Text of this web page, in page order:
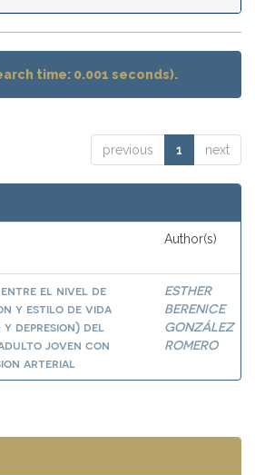
time: 0.001 seconds).
previous 1 next
Author(s)
el nivel de
y estilo de vida
y depresion) del
joven con
arterial
ESTHER
BERENICE
GONZÁLEZ
ROMERO